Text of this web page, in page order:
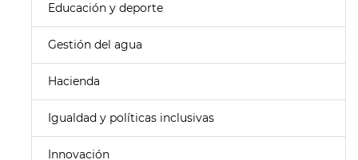
Educación y deporte
Gestión del agua
Hacienda
Igualdad y políticas inclusivas
Innovación